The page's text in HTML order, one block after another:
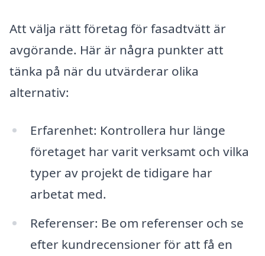
Att välja rätt företag för fasadtvätt är
avgörande. Här är några punkter att
tänka på när du utvärderar olika
alternativ:
Erfarenhet: Kontrollera hur länge
företaget har varit verksamt och vilka
typer av projekt de tidigare har
arbetat med.
Referenser: Be om referenser och se
efter kundrecensioner för att få en